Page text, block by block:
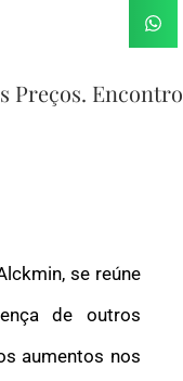
Preços.
se reúne
de outros
aumentos nos